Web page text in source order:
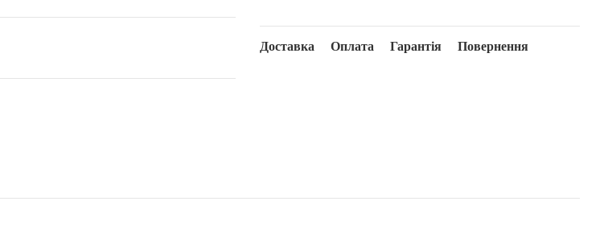
Доставка Оплата Гарантія Повернення